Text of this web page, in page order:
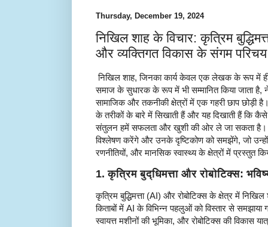
Thursday, December 19, 2024
निखिल शाह के विचार: कृत्रिम
और व्यक्तिगत विकास के संगम परिचय
निखिल शाह, जिनका कार्य केवल एक लेखक के रूप में ही
समाज के सुधारक के रूप में भी सम्मानित किया जाता
सामाजिक और तकनीकी क्षेत्रों में एक गहरी छाप
के तरीकों के बारे में सिखाती हैं और यह दिखाती हैं कि कैसे
संतुलन हमें सफलता और खुशी की ओर ले जा सकता है।
विश्लेषण करेंगे और उनके दृष्टिकोण को समझेंगे, जो उन्होंने
रणनीतियों, और मानसिक स्वास्थ्य के क्षेत्रों में प्रस्तुत
1.कृत्रिम बुद्धिमत्ता और रोबोटिक्स:
कृत्रिम बुद्धिमत्ता (AI) और रोबोटिक्स के क्षेत्र में
किताबों में AI के विभिन्न पहलुओं को विस्तार से समझाया
स्वायत्त मशीनों की भूमिका, और रोबोटिक्स की विकास